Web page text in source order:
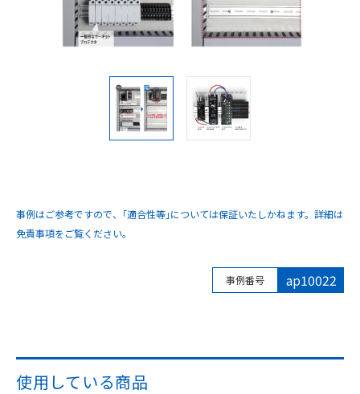
事例はご参考ですので、｢適合性等｣については保証いたしかねます。詳細は
免責事項をご覧ください。
事例番号 ap10022
使用している商品